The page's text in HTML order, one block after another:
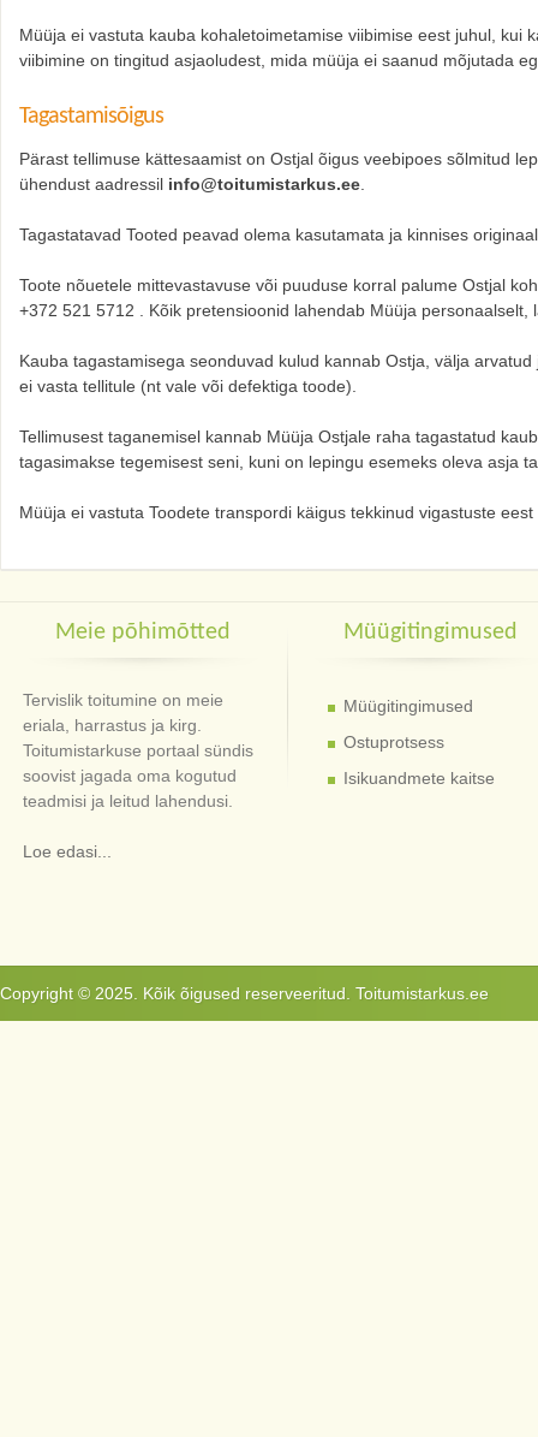
Müüja ei vastuta kauba kohaletoimetamise viibimise eest juhul,
viibimine on tingitud asjaoludest, mida müüja ei saanud mõjutada
Tagastamisõigus
Pärast tellimuse kättesaamist on Ostjal õigus veebipoes sõlmitud
ühendust aadressil info@toitumistarkus.ee
Tagastatavad Tooted peavad olema kasutamata ja kinnises
Toote nõuetele mittevastavuse või puuduse korral palume Ostjal
+372 521 5712 . Kõik pretensioonid lahendab Müüja personaalselt,
Kauba tagastamisega seonduvad kulud kannab Ostja, välja
ei vasta tellitule (nt vale või defektiga toode).
Tellimusest taganemisel kannab Müüja Ostjale raha tagastatud
tagasimakse tegemisest seni, kuni on lepingu esemeks oleva asja
Müüja ei vastuta Toodete transpordi käigus tekkinud vigastuste
Meie põhimõtted
Tervislik toitumine on meie
eriala, harrastus ja kirg.
Toitumistarkuse portaal sündis
soovist jagada oma kogutud
teadmisi ja leitud lahendusi.
Loe edasi...
Müügitingimused
Müügitingimused
Ostuprotsess
Isikuandmete kaitse
Copyright © 2025. Kõik õigused reserveeritud. Toitumistarkus.ee